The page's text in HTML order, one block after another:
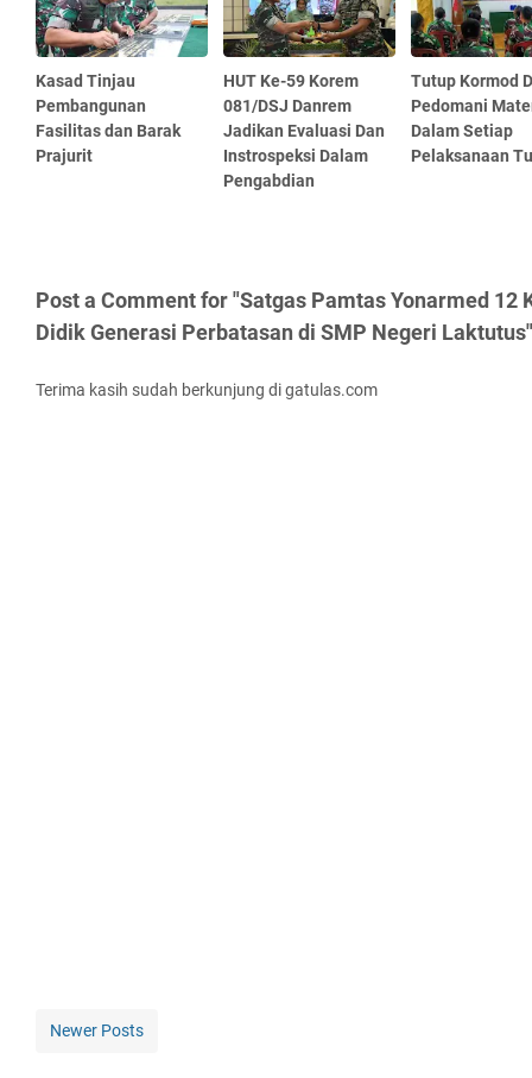
Kasad Tinjau
Pembangunan
Fasilitas dan Barak
Prajurit
HUT Ke-59 Korem
081/DSJ Danrem
Jadikan Evaluasi Dan
Instrospeksi Dalam
Pengabdian
Tutup Kormod
Pedomani
Dalam Setiap
Pelaksanaan
Post a Comment for "Satgas Pamtas Yonarmed 12
Didik Generasi Perbatasan di SMP Negeri Laktutus"
Terima kasih sudah berkunjung di gatulas.com
Newer Posts